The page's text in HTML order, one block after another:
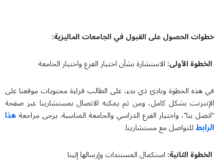
خطوات الحصول على القبول في الجامعات الماليزية:
الخطوة الأولى:الاستشارة بشأن اختيار الفرع واختيار الجامعة
في هذه الخطوة وبادئ ذي بدء، على الطالب قراءة محتويات موقعنا على
الإنترنت بشكل كامل، ومن ثم يمكنه الاتصال بمستشارينا عبر صفحة
“اتصل بنا”، واختيار الفرع الدراسي والجامعة المناسبة. يرجى مراجعةهذا
الرابطللتواصل مع مستشارينا.
الخطوة الثانية:استكمال المستندات وإرسالها إلينا